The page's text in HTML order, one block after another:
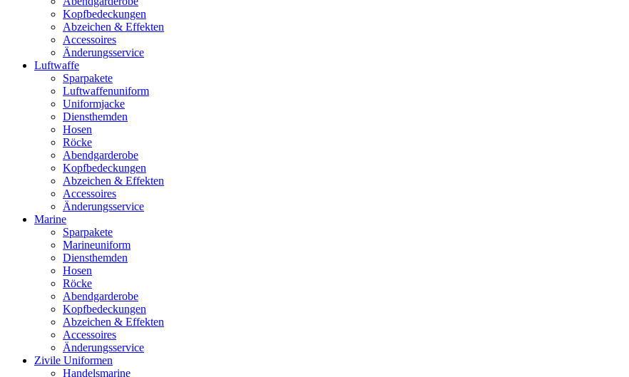
Kopfbedeckungen
Abzeichen & Effekten
Accessoires
Änderungsservice
Luftwaffe
Sparpakete
Luftwaffenuniform
Uniformjacke
Diensthemden
Hosen
Röcke
Abendgarderobe
Kopfbedeckungen
Abzeichen & Effekten
Accessoires
Änderungsservice
Marine
Sparpakete
Marineuniform
Diensthemden
Hosen
Röcke
Abendgarderobe
Kopfbedeckungen
Abzeichen & Effekten
Accessoires
Änderungsservice
Zivile Uniformen
Handelsmarine